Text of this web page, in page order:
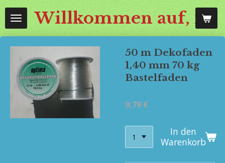
Zum
HauptinhaltWillkommen auf,
50 m Dekofaden
1,40 mm 70 kg
Bastelfaden
9,79 €
In den
Warenkorb